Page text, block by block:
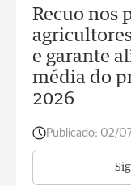
Recuo nos
e garante
média do
2026
Publicado: 02/